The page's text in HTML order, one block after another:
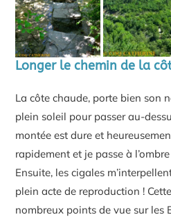
Longer le chemin de la
La côte chaude, porte bien son
plein soleil pour passer au-
montée est dure et
rapidement et je passe à
Ensuite, les cigales
plein acte de reproduction !
nombreux points de vue sur les